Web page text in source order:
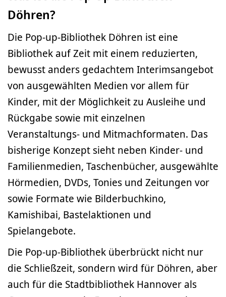
Döhren?
Die Pop-up-Bibliothek Döhren ist eine
Bibliothek auf Zeit mit einem reduzierten,
bewusst anders gedachtem Interimsangebot
von ausgewählten Medien vor allem für
Kinder, mit der Möglichkeit zu Ausleihe und
Rückgabe sowie mit einzelnen
Veranstaltungs- und Mitmachformaten. Das
bisherige Konzept sieht neben Kinder- und
Familienmedien, Taschenbücher, ausgewählte
Hörmedien, DVDs, Tonies und Zeitungen vor
sowie Formate wie Bilderbuchkino,
Kamishibai, Bastelaktionen und
Spielangebote.
Die Pop-up-Bibliothek überbrückt nicht nur
die Schließzeit, sondern wird für Döhren, aber
auch für die Stadtbibliothek Hannover als